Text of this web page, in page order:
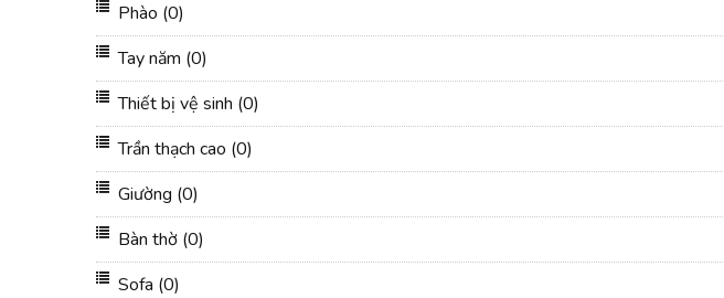
Phào (0)
Tay năm (0)
Thiết bị vệ sinh (0)
Trần thạch cao (0)
Giường (0)
Bàn thờ (0)
Sofa (0)